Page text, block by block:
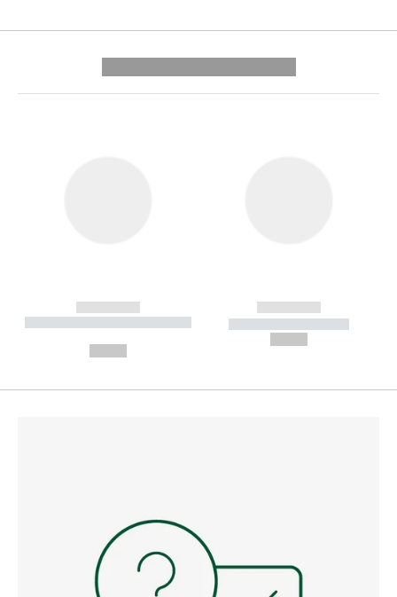
------------
----------- ----------- --------
------------
----------- -----------